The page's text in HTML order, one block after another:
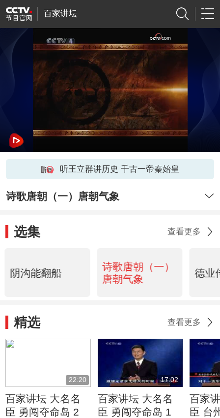
百家讲坛
听王立群讲历史 千古一帝秦始皇
诗歌唐朝（一）唐朝气象
选集 查看更多
阴沟能翻船
诗歌唐朝（一）
唐朝气象
德业
精选 查看更多
22:20
百家讲坛 大名名
臣 勇闯夺命岛 2
17:02
百家讲坛 大名名
臣 勇闯夺命岛 1
百家
臣 台